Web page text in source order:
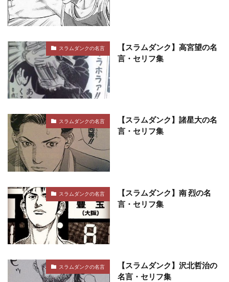
スラムダンクの名言
【スラムダンク】高宮望の名
言・セリフ集
スラムダンクの名言
【スラムダンク】諸星大の名
言・セリフ集
スラムダンクの名言
【スラムダンク】南 烈の名
言・セリフ集
スラムダンクの名言
【スラムダンク】沢北哲治の
名言・セリフ集